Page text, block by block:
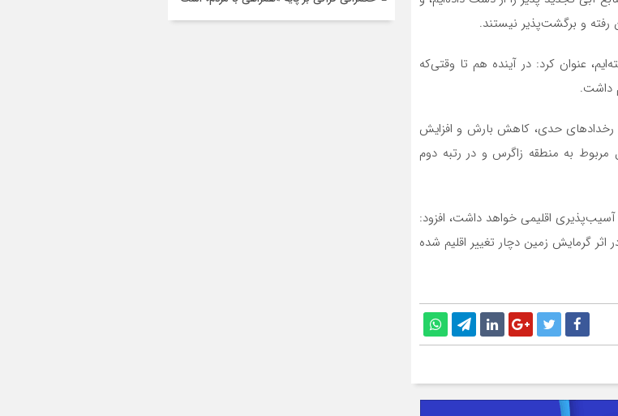
و برگشت‌پذیر نیستند.
را داشته‌ایم، عنوان کرد: در آینده هم تا وقتی‌که
داشت.
رخدادهای حدی، کاهش بارش و افزایش
مربوط به منطقه زاگرس و در رتبه دوم
اقلیمی خواهد داشت، افزود:
گرمایش زمین دچار تغییر اقلیم شده